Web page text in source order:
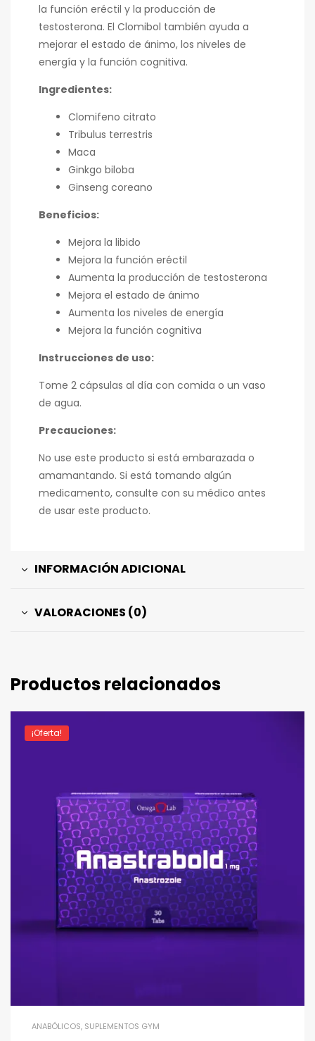
la función eréctil y la producción de
testosterona. El Clomibol también ayuda a
mejorar el estado de ánimo, los niveles de
energía y la función cognitiva.
Ingredientes:
Clomifeno citrato
Tribulus terrestris
Maca
Ginkgo biloba
Ginseng coreano
Beneficios:
Mejora la libido
Mejora la función eréctil
Aumenta la producción de testosterona
Mejora el estado de ánimo
Aumenta los niveles de energía
Mejora la función cognitiva
Instrucciones de uso:
Tome 2 cápsulas al día con comida o un vaso
de agua.
Precauciones:
No use este producto si está embarazada o
amamantando. Si está tomando algún
medicamento, consulte con su médico antes
de usar este producto.
INFORMACIÓN ADICIONAL
VALORACIONES (0)
Productos relacionados
¡Oferta!
ANABÓLICOS, SUPLEMENTOS GYM